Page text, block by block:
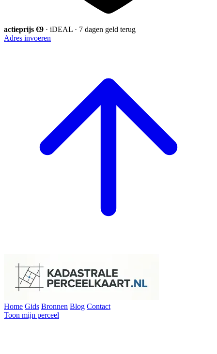
actieprijs €9 · iDEAL · 7 dagen geld terug
Adres invoeren
Home Gids Bronnen Blog Contact
Toon mijn perceel